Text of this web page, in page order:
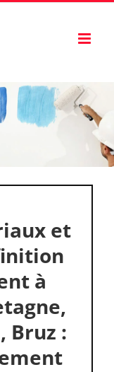
et
à
Bruz :